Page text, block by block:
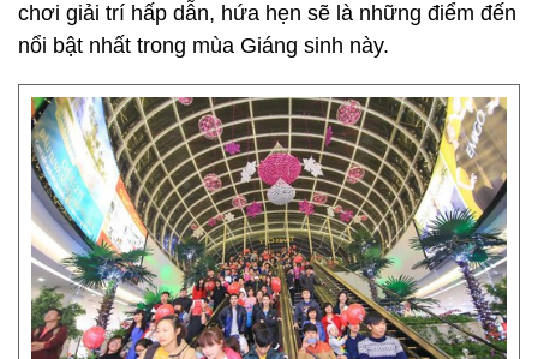
chơi giải trí hấp dẫn, hứa hẹn sẽ là những điểm đến
nổi bật nhất trong mùa Giáng sinh này.